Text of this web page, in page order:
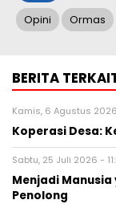
Opini Ormas
BERITA
Kamis, 6 Agustus
Koperasi Desa:
Sabtu, 25 Juli 2026 -
Menjadi
Penolong